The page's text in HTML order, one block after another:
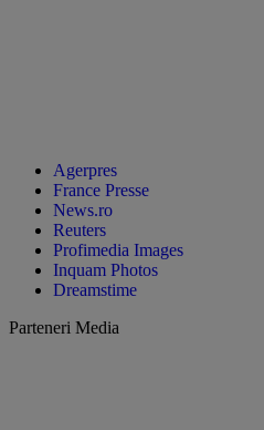
Agerpres
France Presse
News.ro
Reuters
Profimedia Images
Inquam Photos
Dreamstime
Parteneri Media